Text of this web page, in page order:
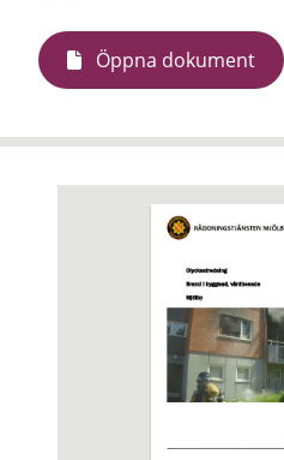
Öppna dokument